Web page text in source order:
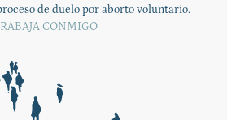
de duelo por aborto voluntario.
CONMIGO